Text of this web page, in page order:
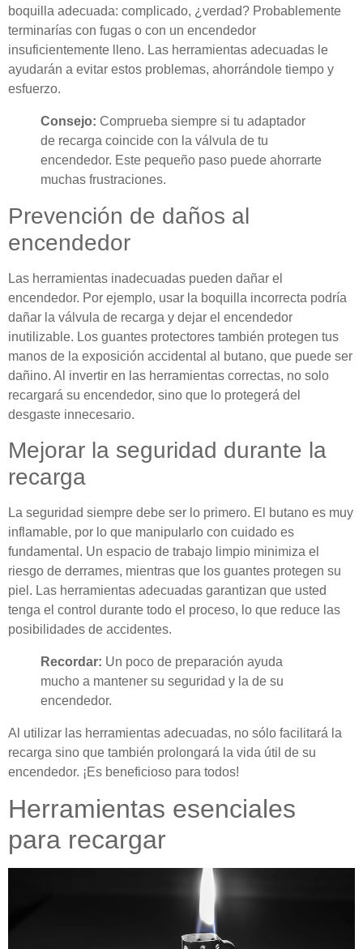
boquilla adecuada: complicado, ¿verdad? Probablemente
terminarías con fugas o con un encendedor
insuficientemente lleno. Las herramientas adecuadas le
ayudarán a evitar estos problemas, ahorrándole tiempo y
esfuerzo.
Consejo: Comprueba siempre si tu adaptador
de recarga coincide con la válvula de tu
encendedor. Este pequeño paso puede ahorrarte
muchas frustraciones.
Prevención de daños al
encendedor
Las herramientas inadecuadas pueden dañar el
encendedor. Por ejemplo, usar la boquilla incorrecta podría
dañar la válvula de recarga y dejar el encendedor
inutilizable. Los guantes protectores también protegen tus
manos de la exposición accidental al butano, que puede ser
dañino. Al invertir en las herramientas correctas, no solo
recargará su encendedor, sino que lo protegerá del
desgaste innecesario.
Mejorar la seguridad durante la
recarga
La seguridad siempre debe ser lo primero. El butano es muy
inflamable, por lo que manipularlo con cuidado es
fundamental. Un espacio de trabajo limpio minimiza el
riesgo de derrames, mientras que los guantes protegen su
piel. Las herramientas adecuadas garantizan que usted
tenga el control durante todo el proceso, lo que reduce las
posibilidades de accidentes.
Recordar: Un poco de preparación ayuda
mucho a mantener su seguridad y la de su
encendedor.
Al utilizar las herramientas adecuadas, no sólo facilitará la
recarga sino que también prolongará la vida útil de su
encendedor. ¡Es beneficioso para todos!
Herramientas esenciales
para recargar